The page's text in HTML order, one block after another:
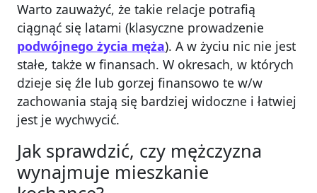
Warto zauważyć, że takie relacje potrafią
ciągnąć się latami (klasyczne prowadzenie
podwójnego życia męża). A w życiu nic nie jest
stałe, także w finansach. W okresach, w których
dzieje się źle lub gorzej finansowo te w/w
zachowania stają się bardziej widoczne i łatwiej
jest je wychwycić.
Jak sprawdzić, czy mężczyzna
wynajmuje mieszkanie